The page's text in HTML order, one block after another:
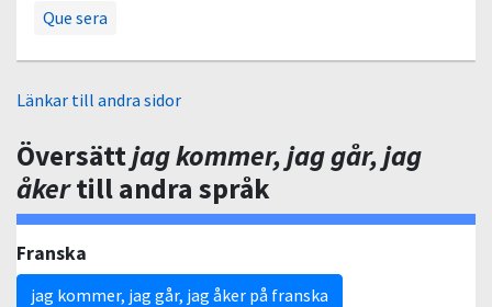
Que sera
Länkar till andra sidor
Översättjag kommer, jag går, jag
åkertill andra språk
Franska
jag kommer, jag går, jag åker på franska